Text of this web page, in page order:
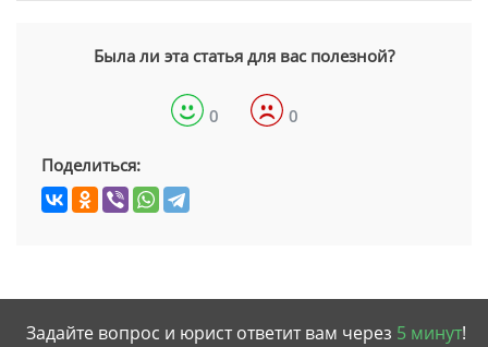
Была ли эта статья для вас полезной?
0 0
Поделиться:
Задайте вопрос и юрист ответит вам через 5 минут!